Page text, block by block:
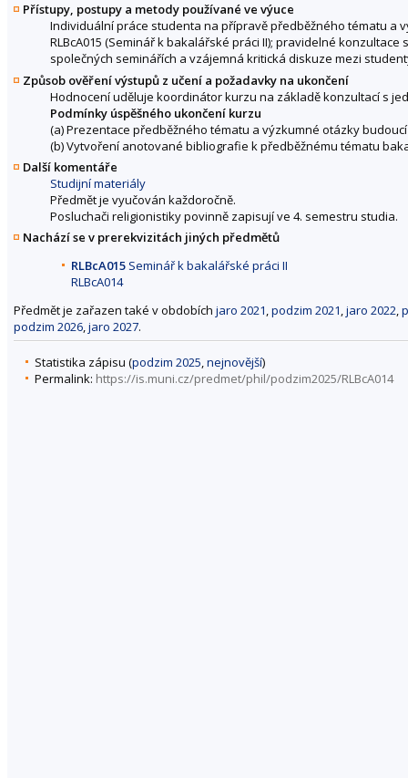
Přístupy, postupy a metody používané ve výuce
Individuální práce studenta na přípravě předběžného tématu a
RLBcA015 (Seminář k bakalářské práci II); pravidelné
společných seminářích a vzájemná kritická diskuze mezi
Způsob ověření výstupů z učení a požadavky na ukončení
Hodnocení uděluje koordinátor kurzu na základě konzultací s
Podmínky úspěšného ukončení kurzu
(a) Prezentace předběžného tématu a výzkumné otázky
(b) Vytvoření anotované bibliografie k předběžnému tématu
Další komentáře
Studijní materiály
Předmět je vyučován každoročně.
Posluchači religionistiky povinně zapisují ve 4. semestru studia.
Nachází se v prerekvizitách jiných předmětů
RLBcA015 Seminář k bakalářské práci II
RLBcA014
Předmět je zařazen také v obdobích jaro 2021,podzim 2021,jaro 2022,
podzim 2026,jaro 2027.
Statistika zápisu (podzim 2025,nejnovější)
Permalink: https://is.muni.cz/predmet/phil/podzim2025/RLBcA014